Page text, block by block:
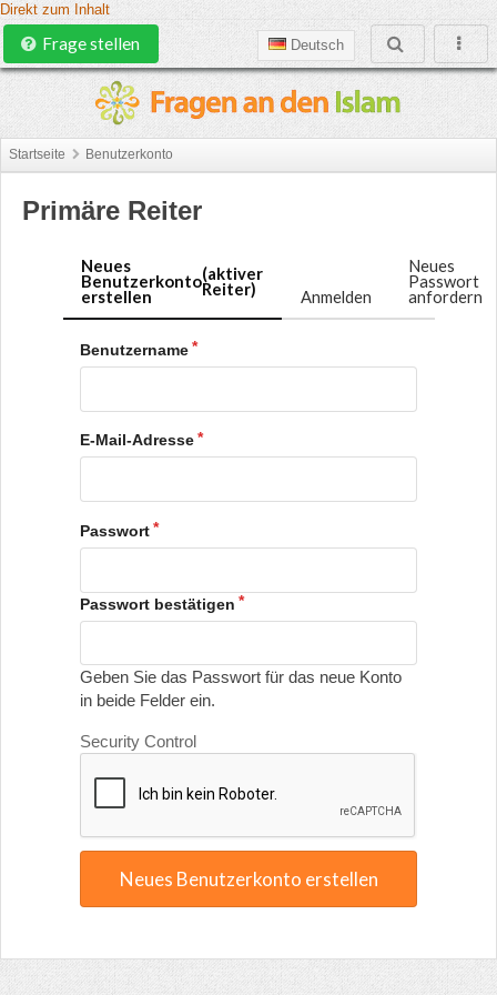
Direkt zum Inhalt
Deutsch
Frage stellen
Startseite Benutzerkonto
Primäre Reiter
Neues
Benutzerkonto
erstellen
(aktiver
Reiter) Anmelden
Neues
Passwort
anfordern
Benutzername
E-Mail-Adresse
Passwort
Passwort bestätigen
Geben Sie das Passwort für das neue Konto
in beide Felder ein.
Security Control